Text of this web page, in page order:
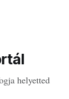
helyetted